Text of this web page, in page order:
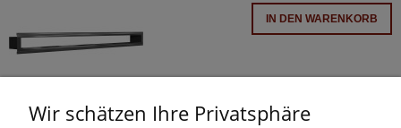
IN DEN WARENKORB
Wir schätzen Ihre Privatsphäre